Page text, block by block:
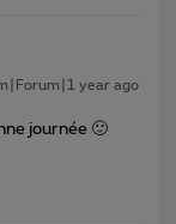
year ago
journée 🙂